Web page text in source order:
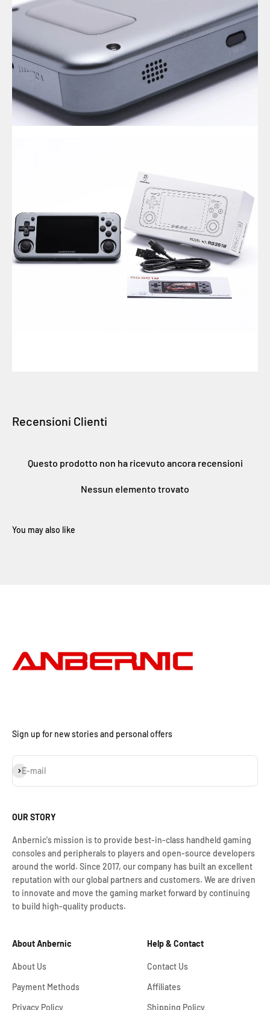
Recensioni Clienti
Questo prodotto non ha ricevuto ancora recensioni
Nessun elemento trovato
Sign up for new stories and personal offers
E-mail
Iscriviti alla newsletter
OUR STORY
Anbernic's mission is to provide best-in-class handheld gaming
consoles and peripherals to players and open-source developers
around the world. Since 2017, our company has built an excellent
reputation with our global partners and customers. We are driven
to innovate and move the gaming market forward by continuing
to build high-quality products.
About Anbernic
About Us
Payment Methods
Privacy Policy
Help & Contact
Contact Us
Affiliates
Shipping Policy